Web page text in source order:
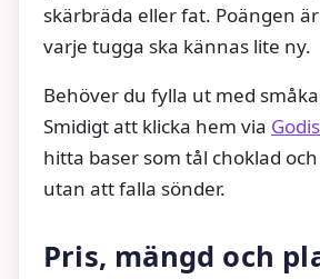
skärbräda eller fat. Poängen
varje tugga ska kännas lite ny.
Behöver du fylla ut med
Smidigt att klicka hem via
hitta baser som tål choklad
utan att falla sönder.
Pris, mängd och